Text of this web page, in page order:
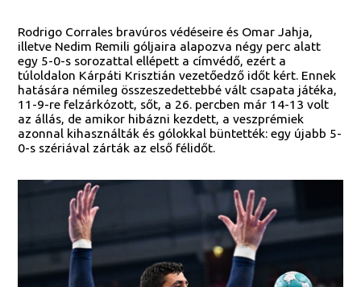
Rodrigo Corrales bravúros védéseire és Omar Jahja,
illetve Nedim Remili góljaira alapozva négy perc alatt
egy 5-0-s sorozattal ellépett a címvédő, ezért a
túloldalon Kárpáti Krisztián vezetőedző időt kért. Ennek
hatására némileg összeszedettebbé vált csapata játéka,
11-9-re felzárkózott, sőt, a 26. percben már 14-13 volt
az állás, de amikor hibázni kezdett, a veszprémiek
azonnal kihasználták és gólokkal büntették: egy újabb 5-
0-s szériával zárták az első félidőt.